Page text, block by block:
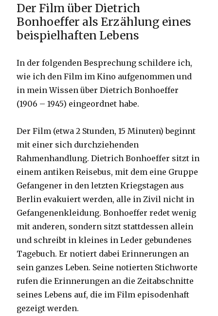
Der Film über Dietrich
Bonhoeffer als Erzählung eines
beispielhaften Lebens
In der folgenden Besprechung schildere ich,
wie ich den Film im Kino aufgenommen und
in mein Wissen über Dietrich Bonhoeffer
(1906 – 1945) eingeordnet habe.
Der Film (etwa 2 Stunden, 15 Minuten) beginnt
mit einer sich durchziehenden
Rahmenhandlung. Dietrich Bonhoeffer sitzt in
einem antiken Reisebus, mit dem eine Gruppe
Gefangener in den letzten Kriegstagen aus
Berlin evakuiert werden, alle in Zivil nicht in
Gefangenenkleidung. Bonhoeffer redet wenig
mit anderen, sondern sitzt stattdessen allein
und schreibt in kleines in Leder gebundenes
Tagebuch. Er notiert dabei Erinnerungen an
sein ganzes Leben. Seine notierten Stichworte
rufen die Erinnerungen an die Zeitabschnitte
seines Lebens auf, die im Film episodenhaft
gezeigt werden.